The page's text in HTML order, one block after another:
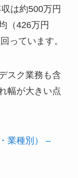
は約500万円
（426万円
っています。
スク業務も含
幅が大きい点
業種別） –